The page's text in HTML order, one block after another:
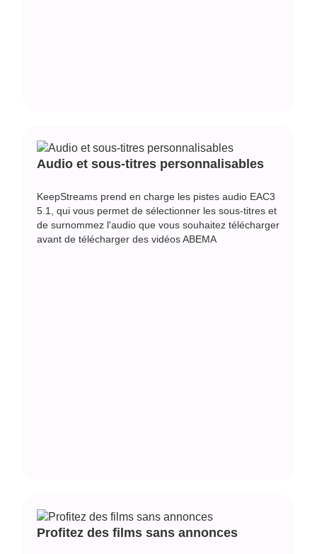
Audio et sous-titres personnalisables
KeepStreams prend en charge les pistes audio EAC3
5.1, qui vous permet de sélectionner les sous-titres et
de surnommez l'audio que vous souhaitez télécharger
avant de télécharger des vidéos ABEMA
Profitez des films sans annonces